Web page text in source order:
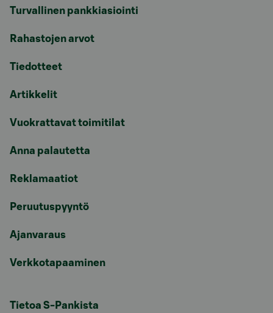
Turvallinen pankkiasiointi
Rahastojen arvot
Tiedotteet
Artikkelit
Vuokrattavat toimitilat
Anna palautetta
Reklamaatiot
Peruutuspyyntö
Ajanvaraus
Verkkotapaaminen
Tietoa S-Pankista